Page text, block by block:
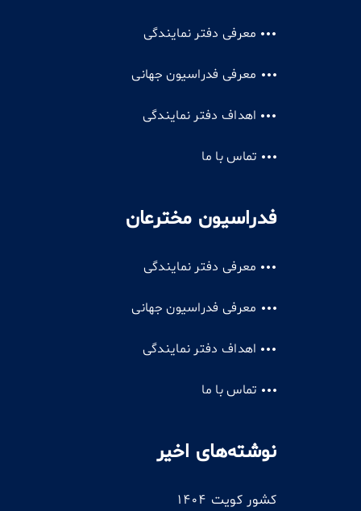
معرفی دفتر نمایندگی
معرفی فدراسیون جهانی
اهداف دفتر نمایندگی
تماس با ما
فدراسیون مخترعان
معرفی دفتر نمایندگی
معرفی فدراسیون جهانی
اهداف دفتر نمایندگی
تماس با ما
نوشته‌های اخیر
کشور کویت 1404